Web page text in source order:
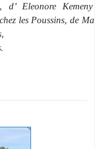
d’ Eleonore
les Poussins, de